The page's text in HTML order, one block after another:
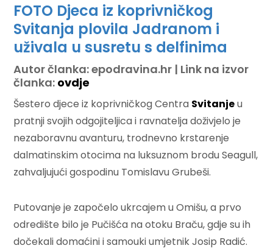
FOTO Djeca iz koprivničkog
Svitanja plovila Jadranom i
uživala u susretu s delfinima
Autor članka: epodravina.hr | Link na izvor
članka: ovdje
Šestero djece iz koprivničkog Centra Svitanjeu
pratnji svojih odgojiteljica i ravnatelja doživjelo je
nezaboravnu avanturu, trodnevno krstarenje
dalmatinskim otocima na luksuznom brodu Seagull,
zahvaljujući gospodinu Tomislavu Grubeši.
Putovanje je započelo ukrcajem u Omišu, a prvo
odredište bilo je Pučišća na otoku Braču, gdje su ih
dočekali domaćini i samouki umjetnik Josip Radić.